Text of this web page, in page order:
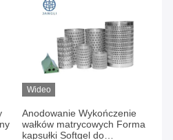
Wideo
Anodowanie Wykończenie
wałków matrycowych Forma
kapsułki Softgel do